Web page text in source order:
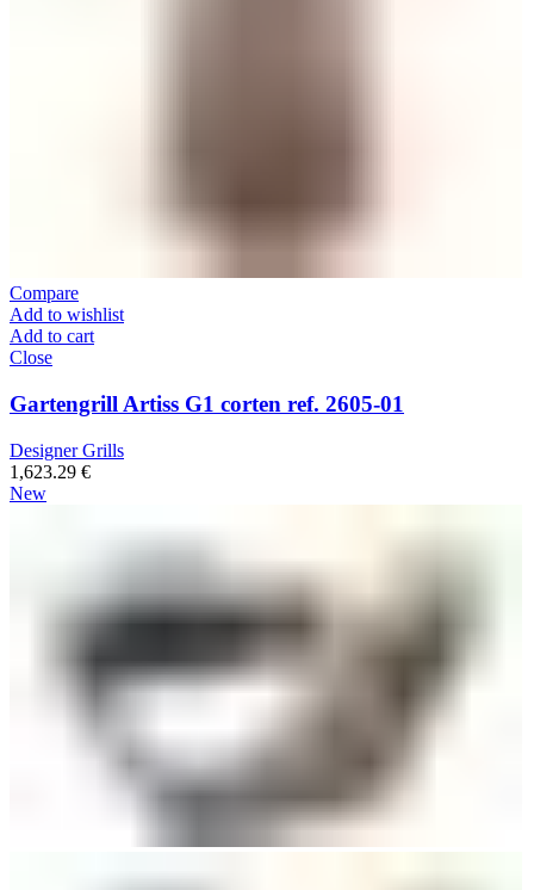
Compare
Add to wishlist
Add to cart
Close
Gartengrill Artiss G1 corten ref. 2605-01
Designer Grills
1,623.29 €
New